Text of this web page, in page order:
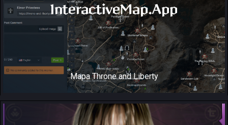
InteractiveMap.App
Mapa Throne and Liberty